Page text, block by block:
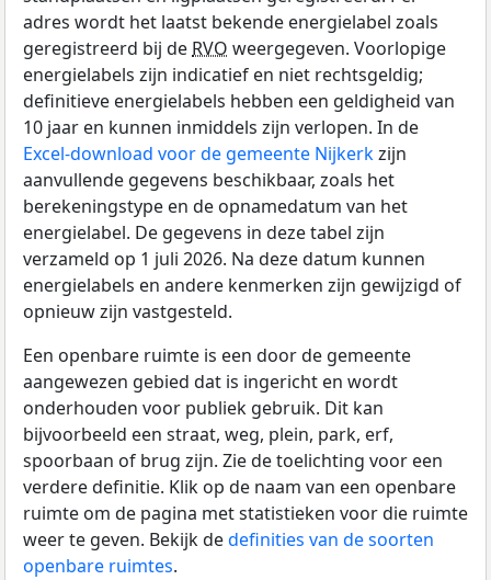
adres wordt het laatst bekende energielabel zoals
geregistreerd bij de RVO weergegeven. Voorlopige
energielabels zijn indicatief en niet rechtsgeldig;
definitieve energielabels hebben een geldigheid van
10 jaar en kunnen inmiddels zijn verlopen. In de
Excel-download voor de gemeente Nijkerkzijn
aanvullende gegevens beschikbaar, zoals het
berekeningstype en de opnamedatum van het
energielabel. De gegevens in deze tabel zijn
verzameld op 1 juli 2026. Na deze datum kunnen
energielabels en andere kenmerken zijn gewijzigd of
opnieuw zijn vastgesteld.
Een openbare ruimte is een door de gemeente
aangewezen gebied dat is ingericht en wordt
onderhouden voor publiek gebruik. Dit kan
bijvoorbeeld een straat, weg, plein, park, erf,
spoorbaan of brug zijn. Zie de toelichting voor een
verdere definitie. Klik op de naam van een openbare
ruimte om de pagina met statistieken voor die ruimte
weer te geven. Bekijk dedefinities van de soorten
openbare ruimtes.